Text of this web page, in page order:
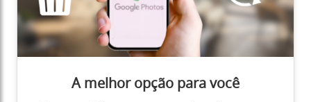
A melhor opção para você